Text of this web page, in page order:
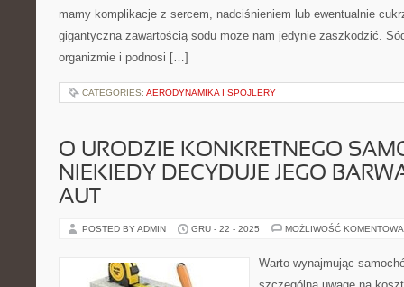
mamy komplikacje z sercem, nadciśnieniem lub ewentualnie
gigantyczna zawartością sodu może nam jedynie zaszkodzić.
organizmie i podnosi […]
CATEGORIES: AERODYNAMIKA I SPOJLERY
O URODZIE KONKRETNEGO
NIEKIEDY DECYDUJE JEGO
AUT
POSTED BY ADMIN GRU - 22 - 2025 MOŻLIWOŚĆ
Warto wynajmując